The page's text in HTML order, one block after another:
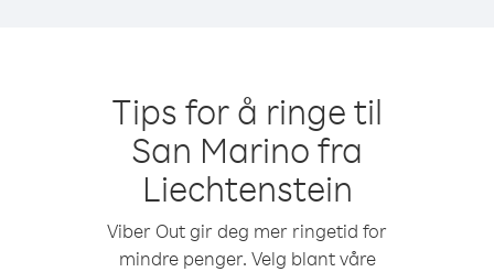
Tips for å ringe til
San Marino fra
Liechtenstein
Viber Out gir deg mer ringetid for
mindre penger. Velg blant våre